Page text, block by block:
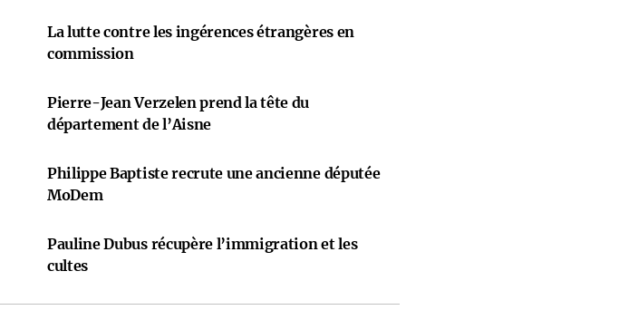
La lutte contre les ingérences étrangères en
commission
Pierre-Jean Verzelen prend la tête du
département de l’Aisne
Philippe Baptiste recrute une ancienne députée
MoDem
Pauline Dubus récupère l’immigration et les
cultes